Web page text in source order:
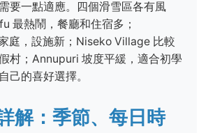
要一點適應。四個滑雪區各有風
最熱鬧，餐廳和住宿多；
庭，設施新；Niseko Village 比較
村；Annupuri 坡度平緩，適合初學
己的喜好選擇。
解：季節、每日時